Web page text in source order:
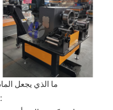
ما الذي يجعل
قبل اختيار المواد ، يجب أن نسأل: